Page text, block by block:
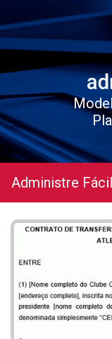
Administre Fácil